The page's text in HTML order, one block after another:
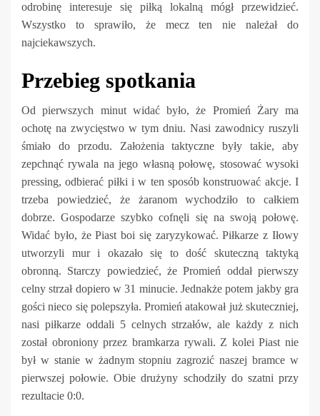
odrobinę interesuje się piłką lokalną mógł przewidzieć.
Wszystko to sprawiło, że mecz ten nie należał do
najciekawszych.
Przebieg spotkania
Od pierwszych minut widać było, że Promień Żary ma
ochotę na zwycięstwo w tym dniu. Nasi zawodnicy ruszyli
śmiało do przodu. Założenia taktyczne były takie, aby
zepchnąć rywala na jego własną połowę, stosować wysoki
pressing, odbierać piłki i w ten sposób konstruować akcje. I
trzeba powiedzieć, że żaranom wychodziło to całkiem
dobrze. Gospodarze szybko cofnęli się na swoją połowę.
Widać było, że Piast boi się zaryzykować. Piłkarze z Iłowy
utworzyli mur i okazało się to dość skuteczną taktyką
obronną. Starczy powiedzieć, że Promień oddał pierwszy
celny strzał dopiero w 31 minucie. Jednakże potem jakby gra
gości nieco się polepszyła. Promień atakował już skuteczniej,
nasi piłkarze oddali 5 celnych strzałów, ale każdy z nich
został obroniony przez bramkarza rywali. Z kolei Piast nie
był w stanie w żadnym stopniu zagrozić naszej bramce w
pierwszej połowie. Obie drużyny schodziły do szatni przy
rezultacie 0:0.